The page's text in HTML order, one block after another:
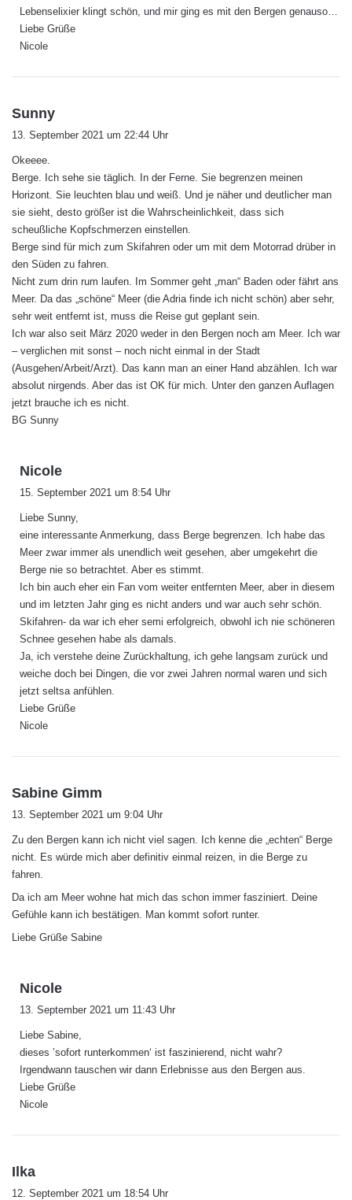
Lebenselixier klingt schön, und mir ging es mit den Bergen genauso…
Liebe Grüße
Nicole
Sunny
:
13. September 2021 um 22:44 Uhr
Okeeee.
Berge. Ich sehe sie täglich. In der Ferne. Sie begrenzen meinen
Horizont. Sie leuchten blau und weiß. Und je näher und deutlicher man
sie sieht, desto größer ist die Wahrscheinlichkeit, dass sich
scheußliche Kopfschmerzen einstellen.
Berge sind für mich zum Skifahren oder um mit dem Motorrad drüber in
den Süden zu fahren.
Nicht zum drin rum laufen. Im Sommer geht „man“ Baden oder fährt ans
Meer. Da das „schöne“ Meer (die Adria finde ich nicht schön) aber sehr,
sehr weit entfernt ist, muss die Reise gut geplant sein.
Ich war also seit März 2020 weder in den Bergen noch am Meer. Ich war
– verglichen mit sonst – noch nicht einmal in der Stadt
(Ausgehen/Arbeit/Arzt). Das kann man an einer Hand abzählen. Ich war
absolut nirgends. Aber das ist OK für mich. Unter den ganzen Auflagen
jetzt brauche ich es nicht.
BG Sunny
Nicole
t
:
15. September 2021 um 8:54 Uhr
Liebe Sunny,
eine interessante Anmerkung, dass Berge begrenzen. Ich habe das
Meer zwar immer als unendlich weit gesehen, aber umgekehrt die
Berge nie so betrachtet. Aber es stimmt.
Ich bin auch eher ein Fan vom weiter entfernten Meer, aber in diesem
und im letzten Jahr ging es nicht anders und war auch sehr schön.
Skifahren- da war ich eher semi erfolgreich, obwohl ich nie schöneren
Schnee gesehen habe als damals.
Ja, ich verstehe deine Zurückhaltung, ich gehe langsam zurück und
weiche doch bei Dingen, die vor zwei Jahren normal waren und sich
jetzt seltsa anfühlen.
Liebe Grüße
Nicole
Sabine Gimm
t
:
13. September 2021 um 9:04 Uhr
Zu den Bergen kann ich nicht viel sagen. Ich kenne die „echten“ Berge
nicht. Es würde mich aber definitiv einmal reizen, in die Berge zu
fahren.
Da ich am Meer wohne hat mich das schon immer fasziniert. Deine
Gefühle kann ich bestätigen. Man kommt sofort runter.
Liebe Grüße Sabine
Nicole
t
:
13. September 2021 um 11:43 Uhr
Liebe Sabine,
dieses ’sofort runterkommen‘ ist faszinierend, nicht wahr?
Irgendwann tauschen wir dann Erlebnisse aus den Bergen aus.
Liebe Grüße
Nicole
Ilka
12. September 2021 um 18:54 Uhr